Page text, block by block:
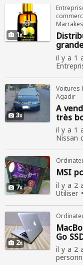
1
de
Bio
il y a 1
vendre
Vente
3
Voitures
Agadir
A
très
il y a 1
Nissan
Vente
7
MSI
il y a 2
Utiliser
2 Go
il y a 2